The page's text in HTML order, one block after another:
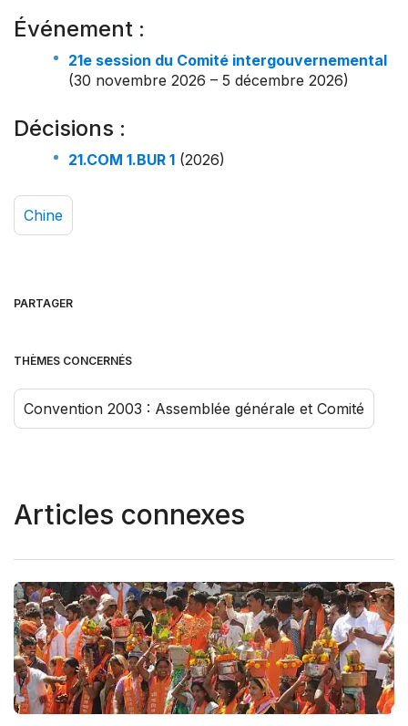
Événement :
21e session du Comité intergouvernemental
(30 novembre 2026 – 5 décembre 2026)
Décisions :
21.COM 1.BUR 1 (2026)
Chine
PARTAGER
THÈMES CONCERNÉS
Convention 2003 : Assemblée générale et Comité
Articles connexes